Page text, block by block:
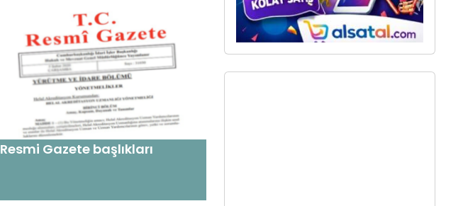
Resmi Gazete başlıkları